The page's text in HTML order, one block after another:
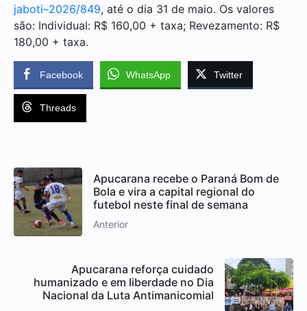
jaboti–2026/849, até o dia 31 de maio. Os valores
são: Individual: R$ 160,00 + taxa; Revezamento: R$
180,00 + taxa.
Facebook WhatsApp Twitter
Threads
Apucarana recebe o Paraná Bom de
Bola e vira a capital regional do
futebol neste final de semana
Anterior
Apucarana reforça cuidado
humanizado e em liberdade no Dia
Nacional da Luta Antimanicomial